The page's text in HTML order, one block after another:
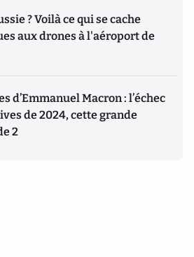
? Voilà ce qui se cache
aux drones à l'aéroport de
d’Emmanuel Macron : l’échec
de 2024, cette grande
2